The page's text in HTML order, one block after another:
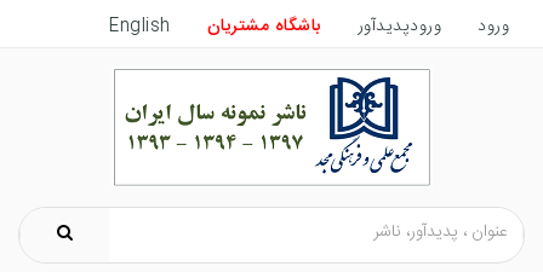
ورود ورودپدیدآور باشگاه مشتریان English